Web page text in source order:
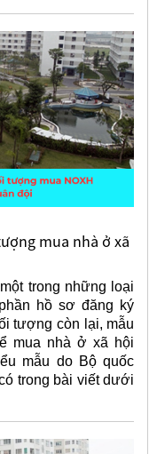
mua nhà ở xã
trong những loại
hồ sơ đăng ký
tượng còn lại, mẫu
mua nhà ở xã hội
mẫu do Bộ quốc
trong bài viết dưới